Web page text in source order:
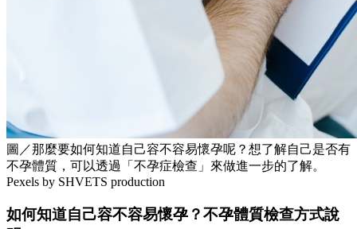
圖／那麼要如何知道自己容不容易懷孕呢？想了解自己是否有
不孕體質，可以透過「不孕症檢查」來做進一步的了解。
Pexels by SHVETS production
如何知道自己容不容易懷孕？不孕體質檢查方式說